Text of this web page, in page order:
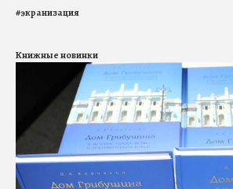
#экранизация
Книжные новинки